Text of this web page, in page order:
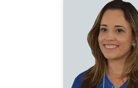
de
das Unidades
B HU-UEL